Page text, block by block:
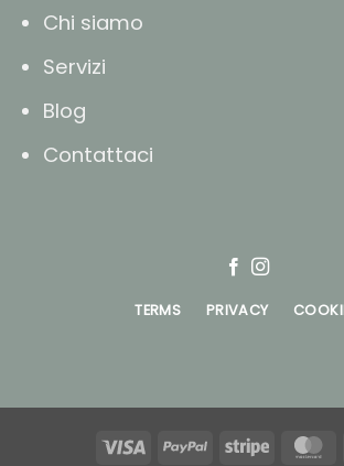
Chi siamo
Servizi
Blog
Contattaci
TERMS PRIVACY
Visa PayPal Stripe